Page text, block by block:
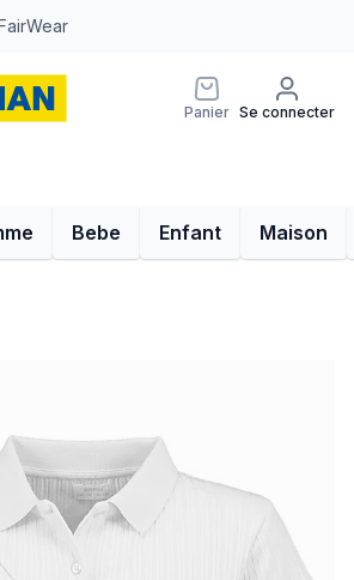
Panier Se connecter
Bebe Enfant Maison